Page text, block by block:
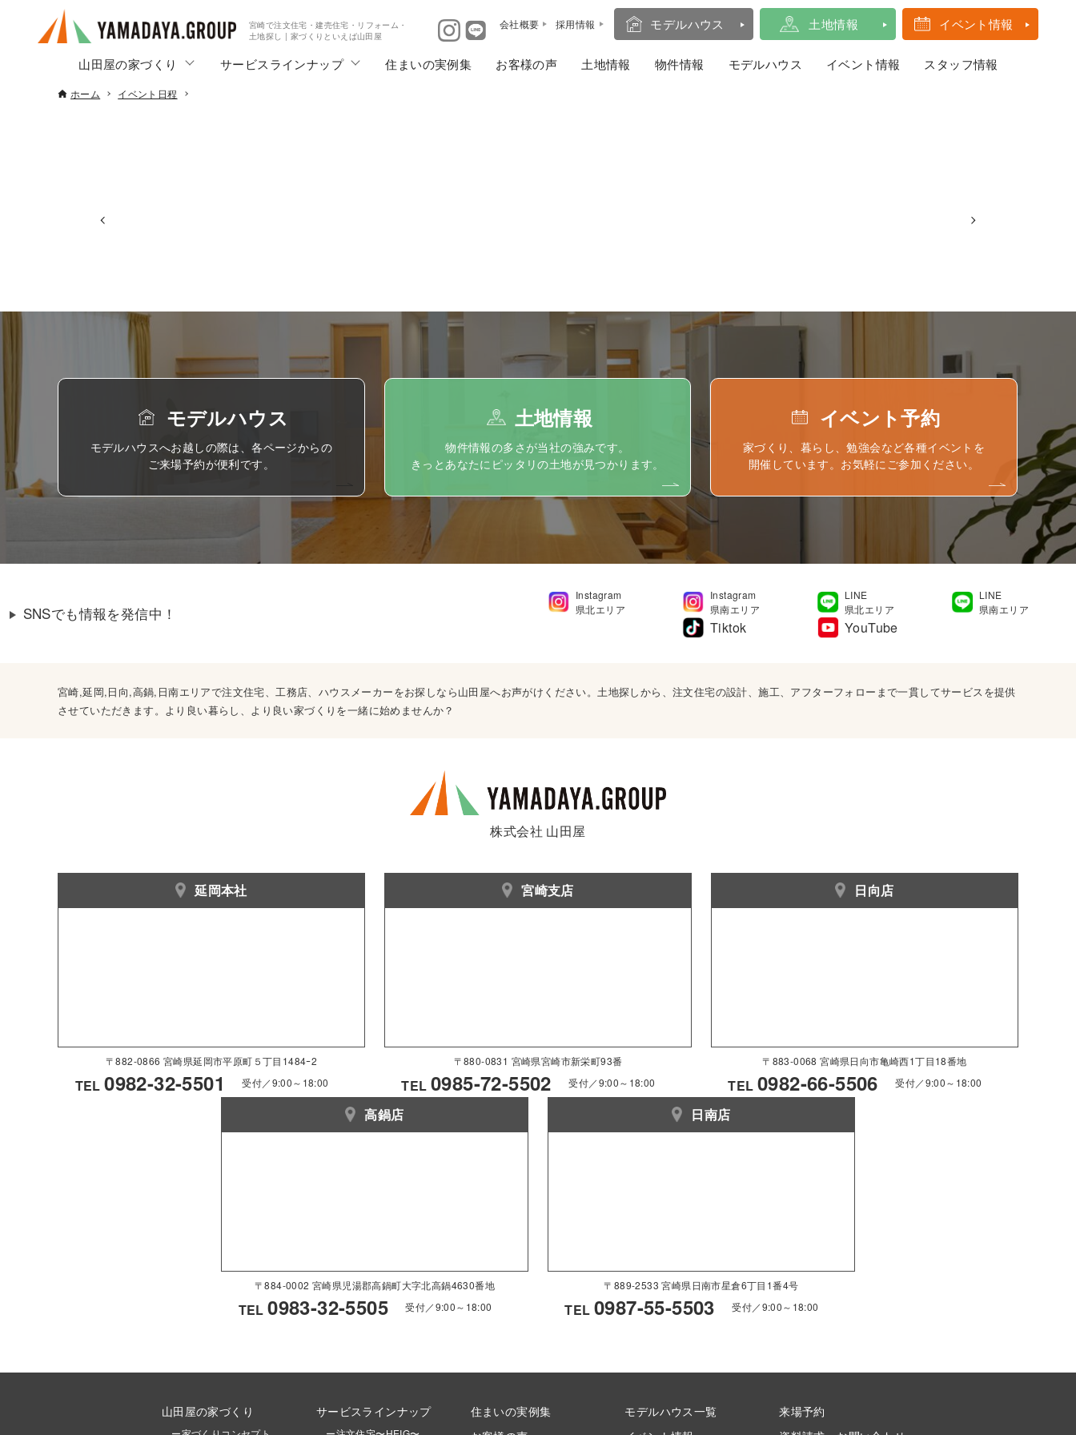
宮崎で注文住宅・建売住宅・リフォーム・
土地探し | 家づくりといえば山田屋
会社概要 採用情報 モデルハウス 土地情報 イベント情報
山田屋の家づくり サービスラインナップ 住まいの実例集 お客様の声 土地情報 物件情報 モデルハウス イベント情報 スタッフ情報
ホーム イベント日程
モデルハウス
モデルハウスへお越しの際は、各ページからの
ご来場予約が便利です。
土地情報
物件情報の多さが当社の強みです。
きっとあなたにピッタリの土地が見つかります。
イベント予約
家づくり、暮らし、勉強会など各種イベントを
開催しています。お気軽にご参加ください。
SNSでも情報を発信中！
Instagram
県北エリア
Instagram
県南エリア
LINE
県北エリア
LINE
県南エリア
Tiktok YouTube
宮崎,延岡,日向,高鍋,日南エリアで注文住宅、工務店、ハウスメーカーをお探しなら山田屋へお声がけください。土地探しから、注文住宅の設計、施工、アフターフォローまで一貫してサービスを提供
させていただきます。より良い暮らし、より良い家づくりを一緒に始めませんか？
株式会社 山田屋
延岡本社
〒882-0866 宮崎県延岡市平原町５丁目1484ｰ2
TEL0982-32-5501 受付／9:00～18:00
宮崎支店
〒880-0831 宮崎県宮崎市新栄町93番
TEL0985-72-5502 受付／9:00～18:00
日向店
〒883-0068 宮崎県日向市亀崎西1丁目18番地
TEL0982-66-5506 受付／9:00～18:00
高鍋店
〒884-0002 宮崎県児湯郡高鍋町大字北高鍋4630番地
TEL0983-32-5505 受付／9:00～18:00
日南店
〒889-2533 宮崎県日南市星倉6丁目1番4号
TEL0987-55-5503 受付／9:00～18:00
山田屋の家づくり サービスラインナップ
住まいの実例集
モデルハウス一覧
来場予約